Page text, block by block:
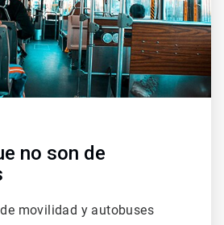
no son de
movilidad y autobuses